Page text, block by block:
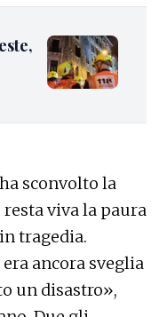
sconvolto la
viva la paura
tragedia.
ancora sveglia
un disastro»,